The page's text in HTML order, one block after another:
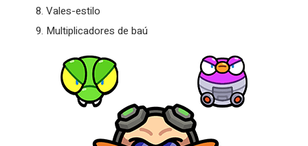
Vales-estilo
Multiplicadores de baú